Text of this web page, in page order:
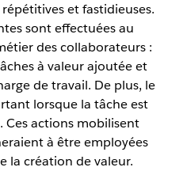
et fastidieuses.
sont effectuées au
des collaborateurs :
à valeur ajoutée et
de travail. De plus, le
lorsque la tâche est
Ces actions mobilisent
à être employées
la création de valeur.